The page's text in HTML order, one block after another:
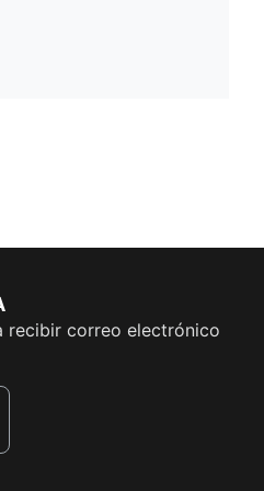
recibir correo electrónico